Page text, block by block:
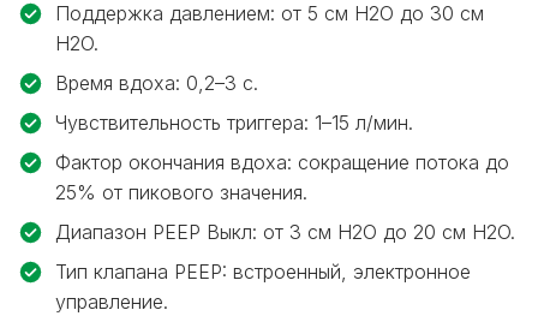
Поддержка давлением: от 5 см H2O до 30 см
H2O.
Время вдоха: 0,2–3 с.
Чувствительность триггера: 1–15 л/мин.
Фактор окончания вдоха: сокращение потока до
25% от пикового значения.
Диапазон PEEP Выкл: от 3 см H2O до 20 см H2O.
Тип клапана PEEP: встроенный, электронное
управление.